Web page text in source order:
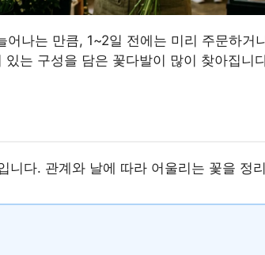
나는 만큼, 1~2일 전에는 미리 주문하
는 구성을 담은 꽃다발이 많이 찾아집니
다. 관계와 날에 따라 어울리는 꽃을 정